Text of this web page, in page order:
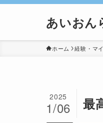
あいおん
ホーム 経験・マ
最
2025
1/06